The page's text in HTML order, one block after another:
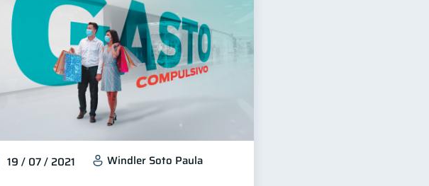
4 Vacaciones 2 Criptomonedas
Finanzas Personales Finanzas en Pareja 1
inversiones 1 Salud mental
información financiera 1
19 / 07 / 2021 Windler Soto Paula